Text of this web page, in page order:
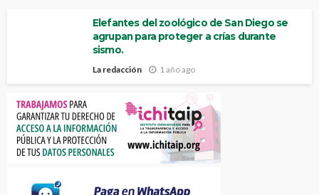
Elefantes del zoológico de San Diego se
agrupan para proteger a crías durante
sismo.
La redacción 1 año ago